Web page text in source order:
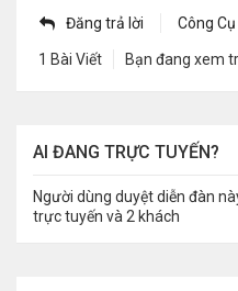
Đăng trả lời Công
1 Bài Viết Bạn đang xem
AI ĐANG TRỰC TUYẾN?
Người dùng duyệt diễn đàn
trực tuyến và 2 khách